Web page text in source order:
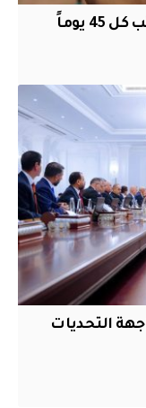
يوماً
التحديات